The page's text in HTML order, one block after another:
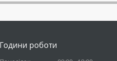
Години роботи